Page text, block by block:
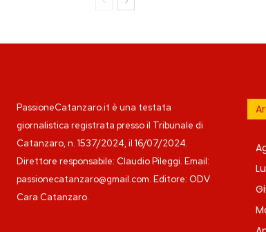
PassioneCatanzaro.it è una testata
giornalistica registrata presso il Tribunale di
Catanzaro, n. 1537/2024, il 16/07/2024.
Direttore responsabile: Claudio Pileggi. Email:
passionecatanzaro@gmail.com. Editore: ODV
Cara Catanzaro.